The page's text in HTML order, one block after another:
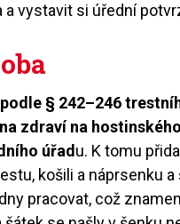
a vystavit si úřední
§ 242–246
zdraví na
úřad u. K tomu
košili a náprsenku
pracovat, což